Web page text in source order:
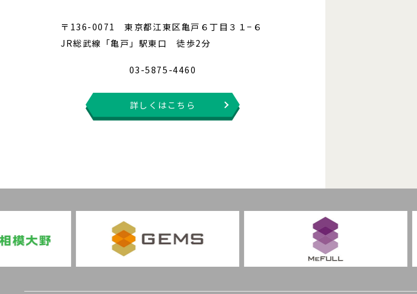
〒136-0071 東京都江東区亀戸６丁目３１−６
JR総武線「亀戸」駅東口 徒歩2分
03-5875-4460
詳しくはこちら